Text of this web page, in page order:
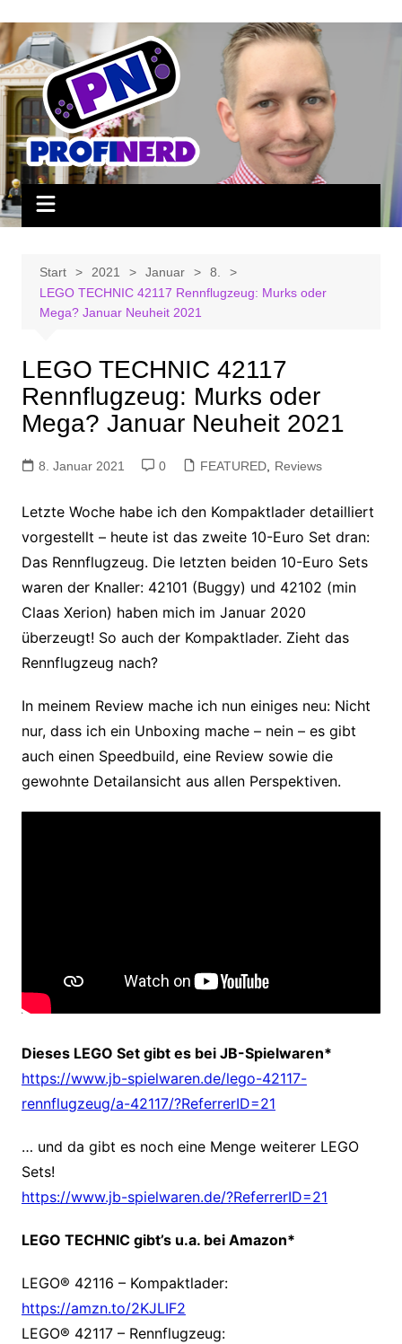
Inhalt
springen
Start 2021 Januar
8.
LEGO TECHNIC 42117 Rennflugzeug: Murks oder
Mega? Januar Neuheit 2021
LEGO TECHNIC 42117
Rennflugzeug: Murks oder
Mega? Januar Neuheit 2021
8. Januar 2021 0 FEATURED, Reviews
Letzte Woche habe ich den Kompaktlader detailliert
vorgestellt – heute ist das zweite 10-Euro Set dran:
Das Rennflugzeug. Die letzten beiden 10-Euro Sets
waren der Knaller: 42101 (Buggy) und 42102 (min
Claas Xerion) haben mich im Januar 2020
überzeugt! So auch der Kompaktlader. Zieht das
Rennflugzeug nach?
In meinem Review mache ich nun einiges neu: Nicht
nur, dass ich ein Unboxing mache – nein – es gibt
auch einen Speedbuild, eine Review sowie die
gewohnte Detailansicht aus allen Perspektiven.
Dieses LEGO Set gibt es bei JB-Spielwaren*
https://www.jb-spielwaren.de/lego-42117-
rennflugzeug/a-42117/?ReferrerID=21
… und da gibt es noch eine Menge weiterer LEGO
Sets!
https://www.jb-spielwaren.de/?ReferrerID=21
LEGO TECHNIC gibt’s u.a. bei Amazon*
LEGO® 42116 – Kompaktlader:
https://amzn.to/2KJLIF2
LEGO® 42117 – Rennflugzeug: